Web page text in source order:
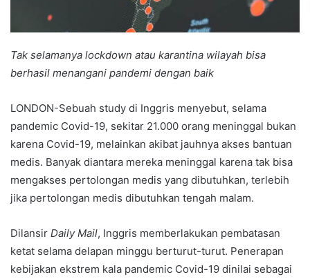
Tak selamanya lockdown atau karantina wilayah bisa
berhasil menangani pandemi dengan baik
LONDON-Sebuah study di Inggris menyebut, selama
pandemic Covid-19, sekitar 21.000 orang meninggal bukan
karena Covid-19, melainkan akibat jauhnya akses bantuan
medis. Banyak diantara mereka meninggal karena tak bisa
mengakses pertolongan medis yang dibutuhkan, terlebih
jika pertolongan medis dibutuhkan tengah malam.
Dilansir Daily Mail, Inggris memberlakukan pembatasan
ketat selama delapan minggu berturut-turut. Penerapan
kebijakan ekstrem kala pandemic Covid-19 dinilai sebagai